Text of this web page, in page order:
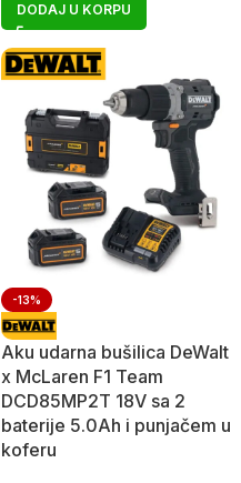
DODAJ U KORPU
-13%
Aku udarna bušilica DeWalt
x McLaren F1 Team
DCD85MP2T 18V sa 2
baterije 5.0Ah i punjačem u
koferu